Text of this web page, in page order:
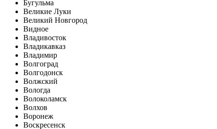
Бугульма
Великие Луки
Великий Новгород
Видное
Владивосток
Владикавказ
Владимир
Волгоград
Волгодонск
Волжский
Вологда
Волоколамск
Волхов
Воронеж
Воскресенск